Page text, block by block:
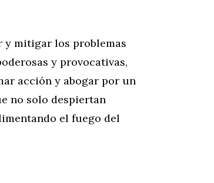
y mitigar los problemas
y provocativas,
acción y abogar por un
no solo despiertan
el fuego del